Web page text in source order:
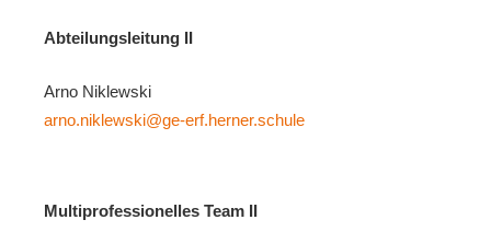
Abteilungsleitung II
Arno Niklewski
arno.niklewski@ge-erf.herner.schule
Multiprofessionelles Team II